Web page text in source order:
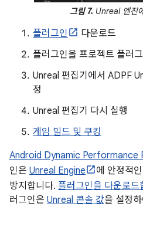
그림 7. Unreal 엔진
플러그인
다운로드
플러그인을 프로젝트 플러
Unreal 편집기에서 ADPF
정
Unreal 편집기 다시 실행
게임 빌드 및 쿠킹
Android Dynamic Performance
인은 Unreal Engine
에 안정적
방지합니다. 플러그인을 다운로드
러그인은 Unreal 콘솔 값을 설정